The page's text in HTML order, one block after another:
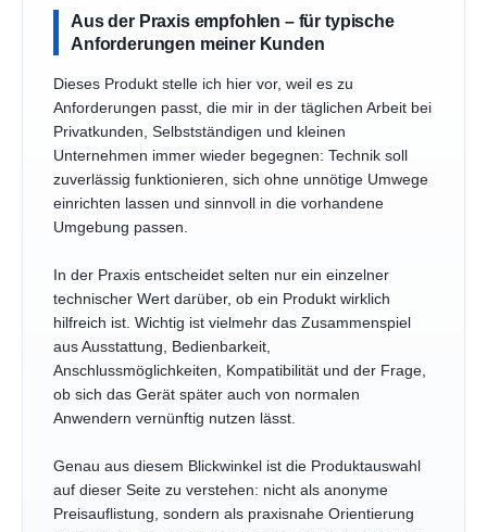
Aus der Praxis empfohlen – für typische
Anforderungen meiner Kunden
Dieses Produkt stelle ich hier vor, weil es zu
Anforderungen passt, die mir in der täglichen Arbeit bei
Privatkunden, Selbstständigen und kleinen
Unternehmen immer wieder begegnen: Technik soll
zuverlässig funktionieren, sich ohne unnötige Umwege
einrichten lassen und sinnvoll in die vorhandene
Umgebung passen.
In der Praxis entscheidet selten nur ein einzelner
technischer Wert darüber, ob ein Produkt wirklich
hilfreich ist. Wichtig ist vielmehr das Zusammenspiel
aus Ausstattung, Bedienbarkeit,
Anschlussmöglichkeiten, Kompatibilität und der Frage,
ob sich das Gerät später auch von normalen
Anwendern vernünftig nutzen lässt.
Genau aus diesem Blickwinkel ist die Produktauswahl
auf dieser Seite zu verstehen: nicht als anonyme
Preisauflistung, sondern als praxisnahe Orientierung